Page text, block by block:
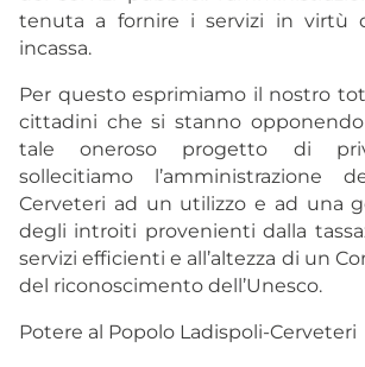
tenuta a fornire i servizi in virtù
incassa.
Per questo esprimiamo il nostro
cittadini che si stanno
tale oneroso progetto di
sollecitiamo l’amministrazione
Cerveteri ad un utilizzo e ad una
degli introiti provenienti dalla
servizi efficienti e all’altezza di un
del riconoscimento dell’Unesco.
Potere al Popolo Ladispoli-Cerveteri